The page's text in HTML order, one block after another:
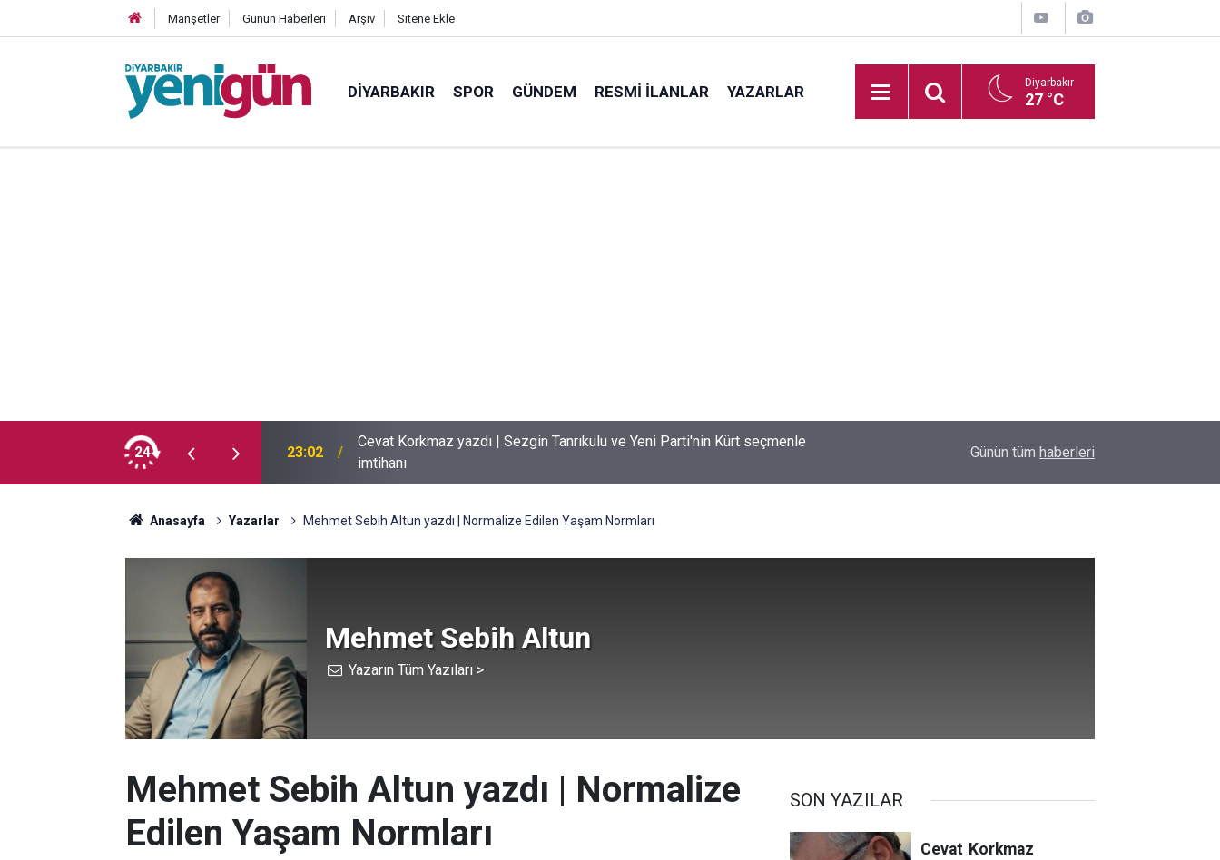
Manşetler Günün Haberleri Arşiv Sitene Ekle
DIYARBAKIR SPOR GÜNDEM RESMI İLANLAR YAZARLAR Diyarbakır
27 °C
24
bir genç daha hayatını kaybetti 23:02
Cevat Korkmaz yazdı | Sezgin Tanrıkulu ve Yeni Parti'nin Kürt seçmenle
imtihanı
Düzenlemeler
Günün tüm haberleri
Anasayfa Yazarlar Mehmet Sebih Altun yazdı | Normalize Edilen Yaşam Normları
Mehmet Sebih Altun
Yazarın Tüm Yazıları >
Mehmet Sebih Altun yazdı | Normalize
Edilen Yaşam Normları
SON YAZILAR
Cevat Korkmaz